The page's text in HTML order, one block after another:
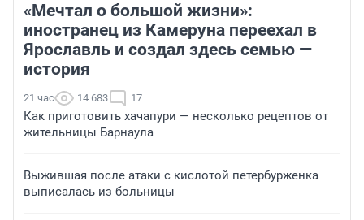
«Мечтал о большой жизни»:
иностранец из Камеруна переехал в
Ярославль и создал здесь семью —
история
21 час 14 683 17
Как приготовить хачапури — несколько рецептов от
жительницы Барнаула
Выжившая после атаки с кислотой петербурженка
выписалась из больницы